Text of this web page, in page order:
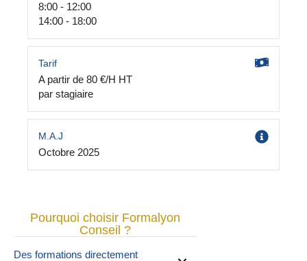
8:00 - 12:00
14:00 - 18:00
Tarif
A partir de 80 €/H HT
par stagiaire
M.A.J
Octobre 2025
Pourquoi choisir Formalyon
Conseil ?
Des formations directement